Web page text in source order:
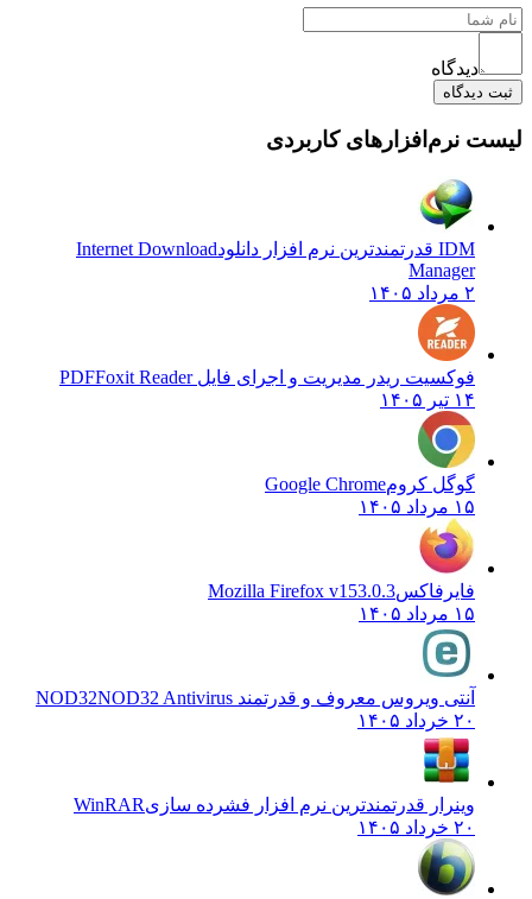
دیدگاه
ثبت دیدگاه
لیست نرم‌افزارهای کاربردی
IDM قدرتمندترین نرم افزار دانلود
Internet Download
Manager
۲ مرداد ۱۴۰۵
فوکسیت ریدر مدیریت و اجرای فایل PDFFoxit Reader
۱۴ تیر ۱۴۰۵
گوگل کرومGoogle Chrome
۱۵ مرداد ۱۴۰۵
فایرفاکسMozilla Firefox v153.0.3
۱۵ مرداد ۱۴۰۵
آنتی ویروس معروف و قدرتمند NOD32 NOD32 Antivirus
۲۰ خرداد ۱۴۰۵
وینرار قدرتمندترین نرم افزار فشرده سازیWinRAR
۲۰ خرداد ۱۴۰۵